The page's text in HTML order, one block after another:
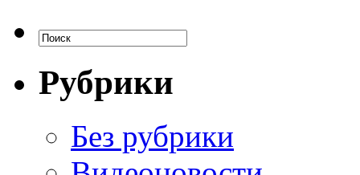
Рубрики
Без рубрики